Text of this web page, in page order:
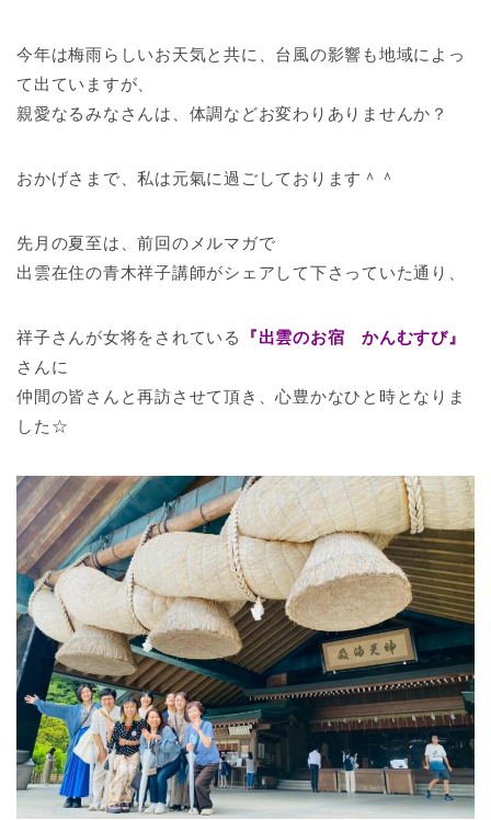
今年は梅雨らしいお天気と共に、台風の影響も地域によっ
て出ていますが、
親愛なるみなさんは、体調などお変わりありませんか？
おかげさまで、私は元氣に過ごしております＾＾
先月の夏至は、前回のメルマガで
出雲在住の青木祥子講師がシェアして下さっていた通り、
祥子さんが女将をされている
『出雲のお宿 かんむすび』
さんに
仲間の皆さんと再訪させて頂き、心豊かなひと時となりま
した☆